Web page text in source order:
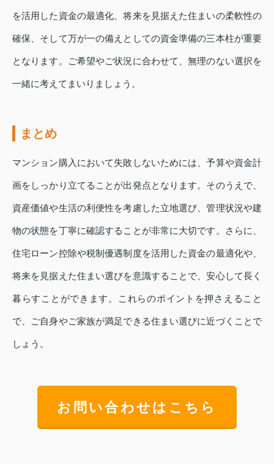
を活用した資金の最適化、将来を見据えた住まいの柔軟性の
確保、そして万が一の備えとしての資金準備の三本柱が重要
となります。ご希望やご状況に合わせて、無理のない選択を
一緒に考えてまいりましょう。
まとめ
マンション購入において失敗しないためには、予算や資金計
画をしっかり立てることが出発点となります。そのうえで、
資産価値や生活の利便性を考慮した立地選び、管理状況や建
物の状態を丁寧に確認することが非常に大切です。さらに、
住宅ローン控除や税制優遇制度を活用した資金の最適化や、
将来を見据えた住まい選びを意識することで、安心して長く
暮らすことができます。これらのポイントを押さえること
で、ご自身やご家族が満足できる住まい選びに近づくことで
しょう。
お問い合わせはこちら